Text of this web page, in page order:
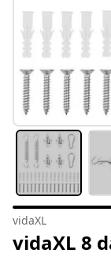
vidaXL
vidaXL 8